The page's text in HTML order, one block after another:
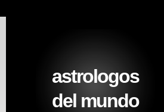
astrologos
del mundo